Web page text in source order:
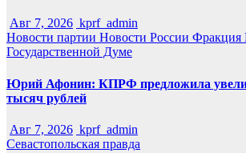
Авг 7, 2026 kprf_admin
Новости партии Новости России
Государственной Думе
Юрий Афонин: КПРФ предложила
тысяч рублей
Авг 7, 2026 kprf_admin
Севастопольская правда